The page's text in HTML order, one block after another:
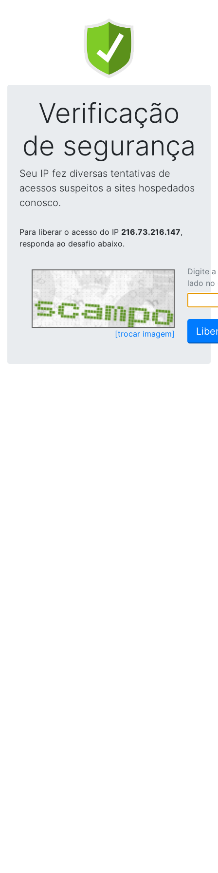
Verificação
de segurança
Seu IP fez diversas tentativas de
acessos suspeitos a sites hospedados
conosco.
Para liberar o acesso do IP 216.73.216.147,
responda ao desafio abaixo.
[trocar imagem]
Digite
lado no